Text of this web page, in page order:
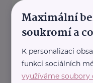
Centrum
Praha 5
náměstí 14. října 802/11
+420 257 318
csop5@volny.cz
Maximální
soukromí a
K personalizaci
funkcí sociálních
využíváme soubory